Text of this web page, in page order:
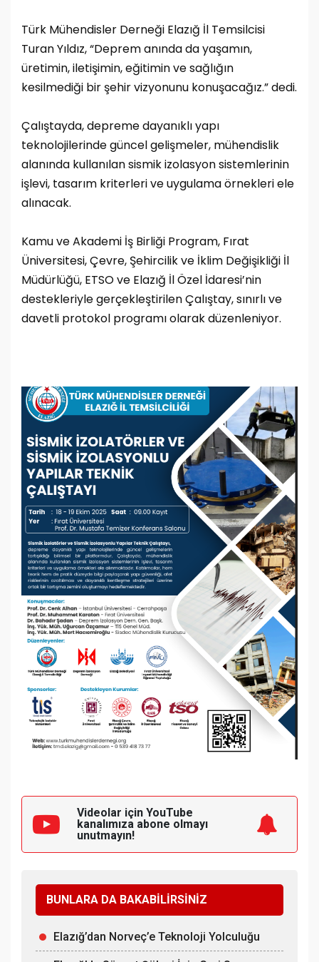
Türk Mühendisler Derneği Elazığ İl Temsilcisi
Turan Yıldız, “Deprem anında da yaşamın,
üretimin, iletişimin, eğitimin ve sağlığın
kesilmediği bir şehir vizyonunu konuşacağız.” dedi.
Çalıştayda, depreme dayanıklı yapı
teknolojilerinde güncel gelişmeler, mühendislik
alanında kullanılan sismik izolasyon sistemlerinin
işlevi, tasarım kriterleri ve uygulama örnekleri ele
alınacak.
Kamu ve Akademi İş Birliği Program, Fırat
Üniversitesi, Çevre, Şehircilik ve İklim Değişikliği İl
Müdürlüğü, ETSO ve Elazığ İl Özel İdaresi’nin
destekleriyle gerçekleştirilen Çalıştay, sınırlı ve
davetli protokol programı olarak düzenleniyor.
Videolar için YouTube
kanalımıza abone olmayı
unutmayın!
BUNLARA DA BAKABİLİRSİNİZ
Elazığ’dan Norveç’e Teknoloji Yolculuğu